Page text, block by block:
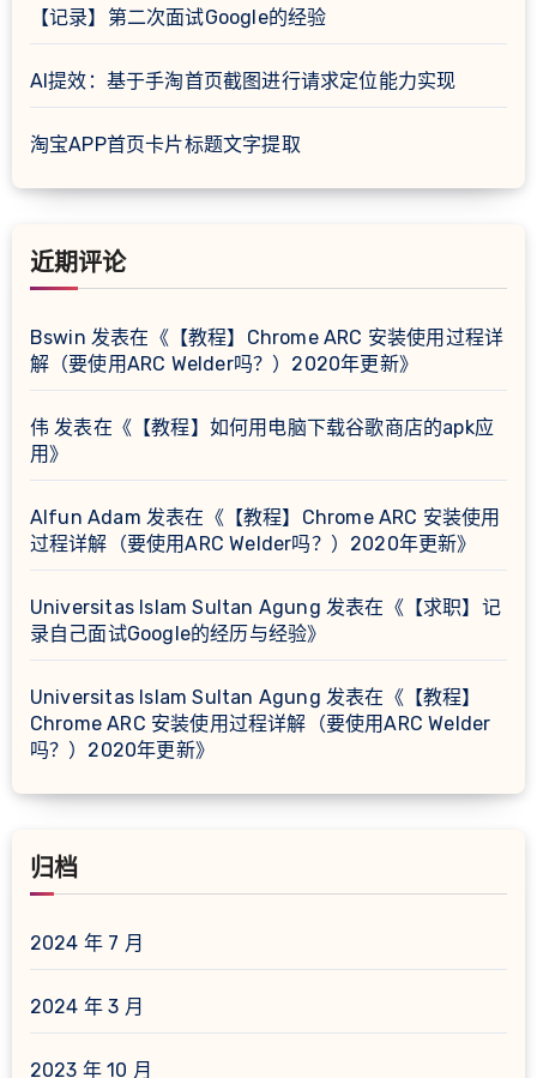
【记录】第二次面试Google的经验
AI提效：基于手淘首页截图进行请求定位能力实现
淘宝APP首页卡片标题文字提取
近期评论
Bswin 发表在《【教程】Chrome ARC 安装使用过程详
解（要使用ARC Welder吗？）2020年更新》
伟 发表在《【教程】如何用电脑下载谷歌商店的apk应
用》
Alfun Adam 发表在《【教程】Chrome ARC 安装使用
过程详解（要使用ARC Welder吗？）2020年更新》
Universitas Islam Sultan Agung 发表在《【求职】记
录自己面试Google的经历与经验》
Universitas Islam Sultan Agung 发表在《【教程】
Chrome ARC 安装使用过程详解（要使用ARC Welder
吗？）2020年更新》
归档
2024 年 7 月
2024 年 3 月
2023 年 10 月